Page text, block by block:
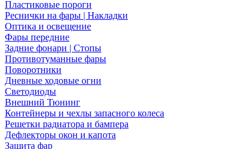
Пластиковые пороги
Реснички на фары | Накладки
Оптика и освещение
Фары передние
Задние фонари | Стопы
Противотуманные фары
Поворотники
Дневные ходовые огни
Светодиоды
Внешний Тюнинг
Контейнеры и чехлы запасного колеса
Решетки радиатора и бампера
Дефлекторы окон и капота
Защита фар